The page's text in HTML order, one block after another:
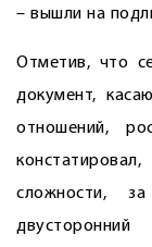
– вышли на
Отметив, что
документ,
отношений,
сложности,